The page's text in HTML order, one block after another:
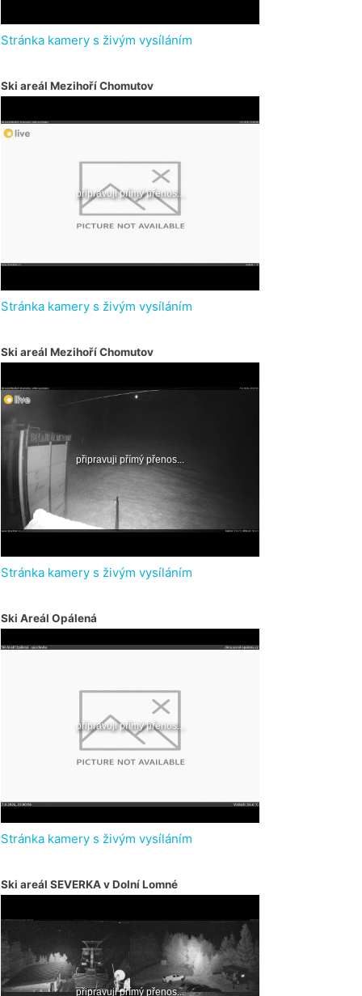
Stránka kamery s živým vysíláním
Ski areál Mezihoří Chomutov
Stránka kamery s živým vysíláním
Ski areál Mezihoří Chomutov
Stránka kamery s živým vysíláním
Ski Areál Opálená
Stránka kamery s živým vysíláním
Ski areál SEVERKA v Dolní Lomné